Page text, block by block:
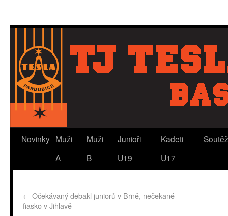
Novinky Muži
A
Muži
B
Junioři
U19
Kadeti
U17
← Očekávaný debakl juniorů v Brně, nečekané
fiasko v Jihlavě